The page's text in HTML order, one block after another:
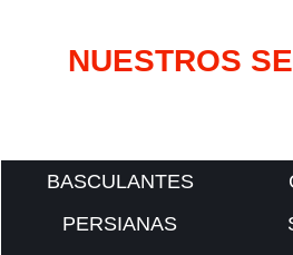
NUESTROS
BASCULANTES
PERSIANAS